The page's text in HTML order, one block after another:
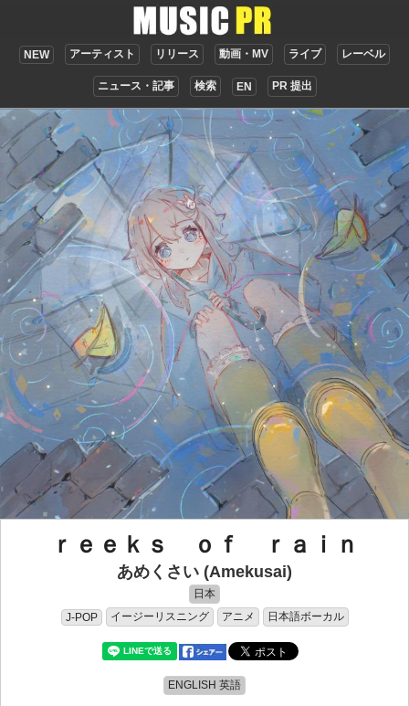
NEW アーティスト リリース 動画・MV ライブ レーベル
ニュース・記事 検索 EN PR 提出
ｒｅｅｋｓ ｏｆ ｒａｉｎ
あめくさい (Amekusai)
日本
J-POP
イージーリスニング アニメ 日本語ボーカル
ENGLISH 英語